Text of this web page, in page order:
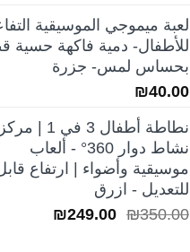
هو:
₪350.00.
هو:
₪250.00.
لعبة ميموجي الموسيقية
للأطفال- دمية فاكهة حسية
بحساس لمس- جزرة
₪40.00
نطاطة أطفال 3 في 1 |
نشاط دوار 360° - ألعاب
موسيقية وأضواء | ارتفاع
للتعديل - ازرق
₪350.00
السعر ₪249.00
السعر